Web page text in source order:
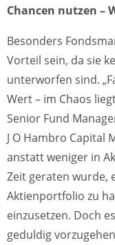
Chancen nutzen –
Besonders
Vorteil sein, da sie
unterworfen sind.
Wert – im Chaos
Senior Fund
J O Hambro Capital
anstatt weniger in
Zeit geraten wurde,
Aktienportfolio zu
einzusetzen. Doch
geduldig